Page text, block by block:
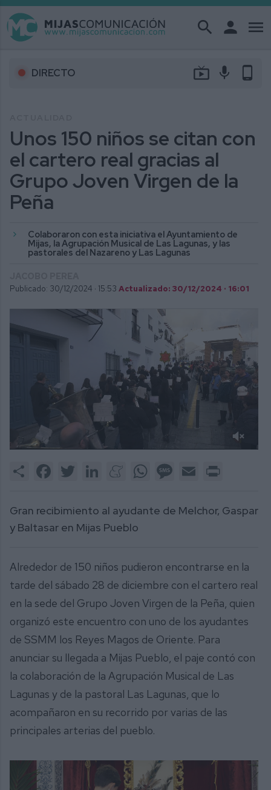
search person menu
DIRECTO live_tv mic phone_android
Unos 150 niños se citan con
el cartero real gracias al
Grupo Joven Virgen de la
Peña
Colaboraron con esta iniciativa el Ayuntamiento de
Mijas, la Agrupación Musical de Las Lagunas, y las
pastorales del Nazareno y Las Lagunas
Publicado: 30/12/2024 · 15:53 Actualizado: 30/12/2024 · 16:01
2
Share FacebookTwitter LinkedInMeneameWhatsAppMessage
Email
Gran recibimiento al ayudante de Melchor, Gaspar
y Baltasar en Mijas Pueblo
Alrededor de 150 niños pudieron encontrarse en la
tarde del sábado 28 de diciembre con el cartero real
en la sede del Grupo Joven Virgen de la Peña, quien
organizó este encuentro con uno de los ayudantes
de SSMM los Reyes Magos de Oriente. Para
anunciar su llegada a Mijas Pueblo, el paje contó con
la colaboración de la Agrupación Musical de Las
Lagunas y de la pastoral Las Lagunas, que lo
acompañaron en su recorrido por varias de las
principales arterias del pueblo.